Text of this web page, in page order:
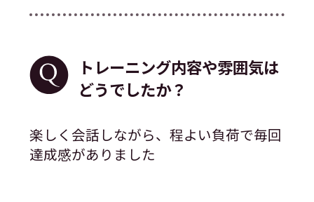
トレーニング内容や雰囲気は
どうでしたか？
楽しく会話しながら、程よい負荷で毎回
達成感がありました